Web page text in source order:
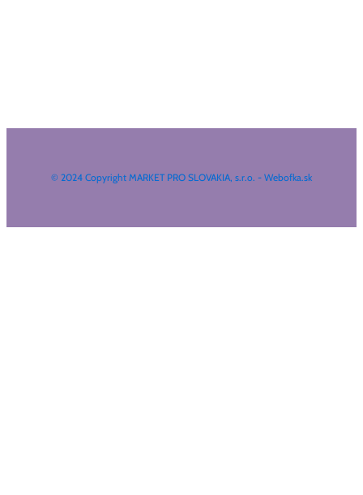
© 2024 Copyright MARKET PRO SLOVAKIA, s.r.o. - Webofka.sk